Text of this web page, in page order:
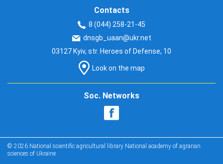
Contacts
8 (044) 258-21-45
dnsgb_uaan@ukr.net
03127 Kyiv, str. Heroes of Defense, 10
Look on the map
Soc. Networks
© 2026 National scientific agricultural library National academy of agrarian
sciences of Ukraine